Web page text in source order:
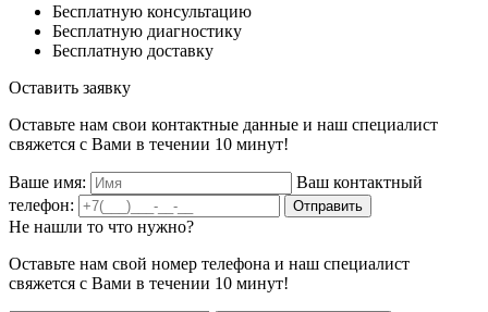
Бесплатную консультацию
Бесплатную диагностику
Бесплатную доставку
Оставить заявку
Оставьте нам свои контактные данные и наш специалист
свяжется с Вами в течении 10 минут!
Ваше имя:
Ваш контактный
телефон:
Отправить
Не нашли то что нужно?
Оставьте нам свой номер телефона и наш специалист
свяжется с Вами в течении 10 минут!